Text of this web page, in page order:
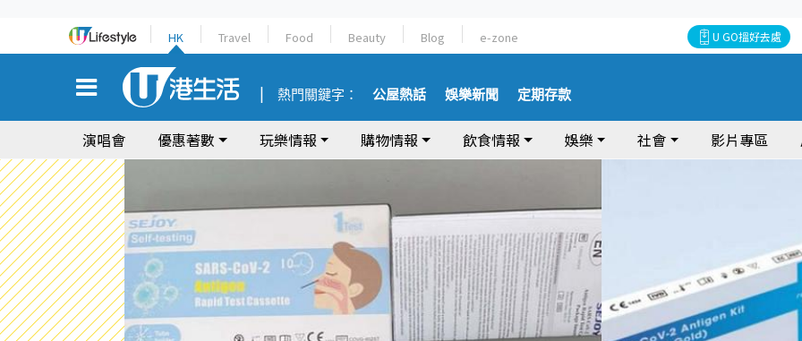
HK Travel Food Beauty Blog e-zone U GO搵好去處
熱門關鍵字： 公屋熱話 娛樂新聞 定期存款
演唱會 優惠著數 玩樂情報 購物情報 飲食情報 娛樂 社會 影片專區